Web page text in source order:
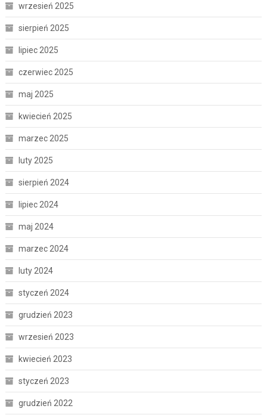
wrzesień 2025
sierpień 2025
lipiec 2025
czerwiec 2025
maj 2025
kwiecień 2025
marzec 2025
luty 2025
sierpień 2024
lipiec 2024
maj 2024
marzec 2024
luty 2024
styczeń 2024
grudzień 2023
wrzesień 2023
kwiecień 2023
styczeń 2023
grudzień 2022